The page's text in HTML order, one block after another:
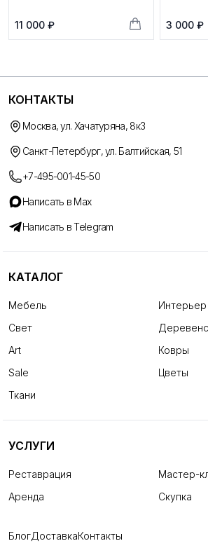
11 000 ₽ 3 000 ₽
КОНТАКТЫ
Москва, ул. Хачатуряна, 8к3
Санкт-Петербург, ул. Балтийская, 51
+7-495-001-45-50
Написать в Max
Написать в Telegram
КАТАЛОГ
Мебель
Интерьер
Свет
Art
Ковры
Sale
Цветы
Ткани
УСЛУГИ
Реставрация
Мастер-
Аренда
Скупка
БлогДоставкаКонтакты